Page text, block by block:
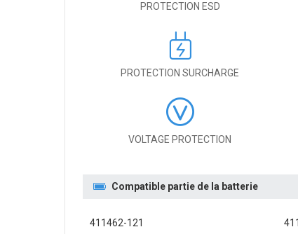
PROTECTION ESD
PROTECTION SURCHARGE
VOLTAGE PROTECTION
Compatible partie de la batterie
411462-121